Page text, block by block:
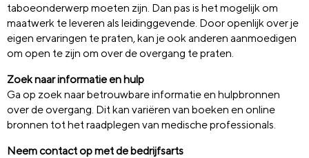
taboeonderwerp moeten zijn. Dan pas is het mogelijk om
maatwerk te leveren als leidinggevende. Door openlijk over je
eigen ervaringen te praten, kan je ook anderen aanmoedigen
om open te zijn om over de overgang te praten.
Zoek naar informatie en hulp
Ga op zoek naar betrouwbare informatie en hulpbronnen
over de overgang. Dit kan variëren van boeken en online
bronnen tot het raadplegen van medische professionals.
Neem contact op met de bedrijfsarts